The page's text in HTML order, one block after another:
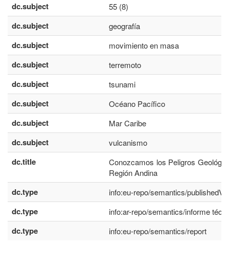
dc.subject 55 (8)
dc.subject geografía
dc.subject movimiento en masa
dc.subject terremoto
dc.subject tsunami
dc.subject Océano Pacífico
dc.subject Mar Caribe
dc.subject vulcanismo
dc.title
Conozcamos los Peligros
Región Andina
dc.type info:eu-repo/semantics/
dc.type info:ar-repo/semantics/informe
dc.type info:eu-repo/semantics/report